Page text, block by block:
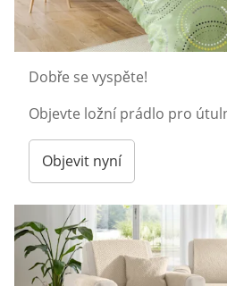
Dobře se vyspěte!
Objevte ložní prádlo pro
Objevit nyní